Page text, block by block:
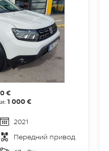
€
1 000 €
2021
Передний привод